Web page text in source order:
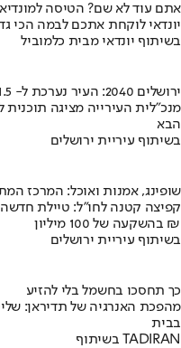
אתם עוד לא שם? הטיסה
יונדאי לוקחת אתכם לבמה הכי
בשיתוף יונדאי מבית כלמוביל
ירושלים 2040: העיר נערכת ל- 1.5 מליון תושבים
מנכ"לית העירייה מציגה
הבא
בשיתוף עיריית ירושלים
שופינג, אמנות ואוכל: המרכז
קפיצה קטנה לחו"ל: טיילת
בהשקעה של 100 מיליון ₪
בשיתוף עיריית ירושלים
כך תחסכו בחשמל בלי להזיע
מהפכת האנרגיה של תדיראן:
בבית
בשיתוף TADIRAN